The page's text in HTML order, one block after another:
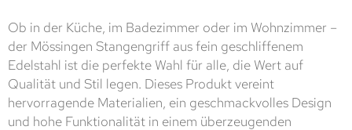
Ob in der Küche, im Badezimmer oder im Wohnzimmer –
der Mössingen Stangengriff aus fein geschliffenem
Edelstahl ist die perfekte Wahl für alle, die Wert auf
Qualität und Stil legen. Dieses Produkt vereint
hervorragende Materialien, ein geschmackvolles Design
und hohe Funktionalität in einem überzeugenden